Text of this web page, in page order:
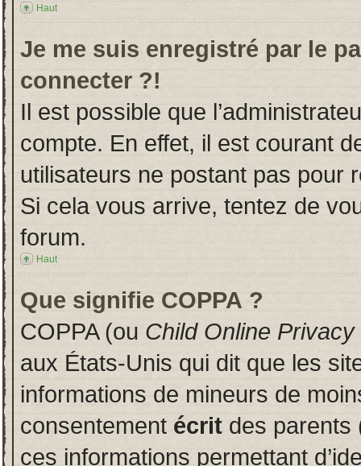
Haut
Je me suis enregistré par le
connecter ?!
Il est possible que
compte. En effet, il est courant
utilisateurs ne postant pas pour
Si cela vous arrive, tentez de
forum.
Haut
Que signifie COPPA ?
COPPA (ou Child Online
aux États-Unis qui dit que les
informations de mineurs de
consentement écrit des parents
ces informations permettant